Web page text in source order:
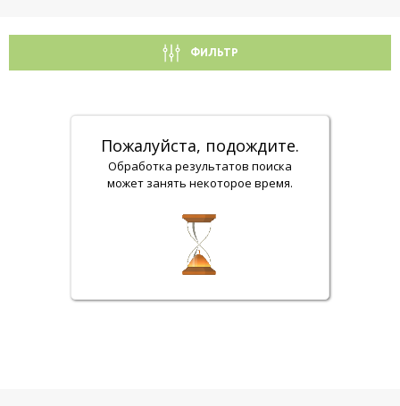
ФИЛЬТР
Пожалуйста, подождите.
Обработка результатов поиска
может занять некоторое время.